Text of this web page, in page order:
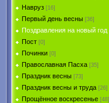
Навруз [16]
Первый день весны [36]
Поздравления на новый год
Пост [0]
Починки [0]
Православная Пасха [35]
Праздник весны [73]
Праздник весны и труда [26]
Прощённое воскресенье [48]